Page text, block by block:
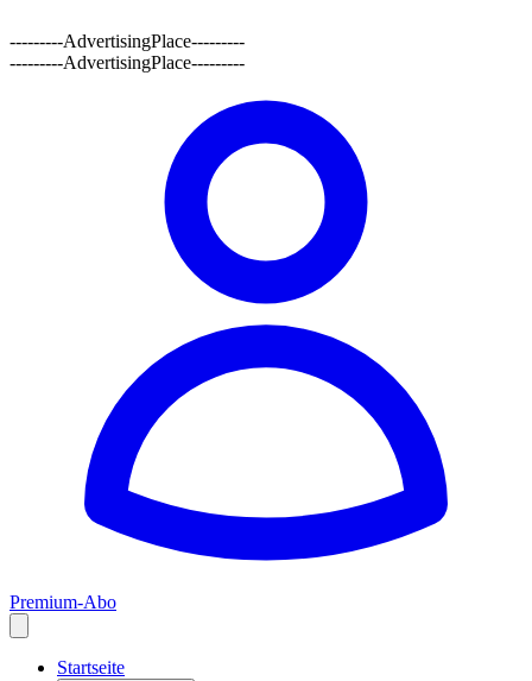
---------AdvertisingPlace---------
---------AdvertisingPlace---------
Premium-Abo
Startseite